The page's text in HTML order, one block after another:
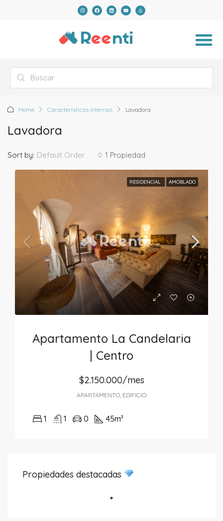
Home Características Internas Lavadora
Lavadora
1 Propiedad
Sort by: Default Order
RESIDENCIAL AMOBLADO
Apartamento La Candelaria
| Centro
$2.150.000/mes
APARTAMENTO, EDIFICIO
1 1 0 45m²
Propiedades destacadas